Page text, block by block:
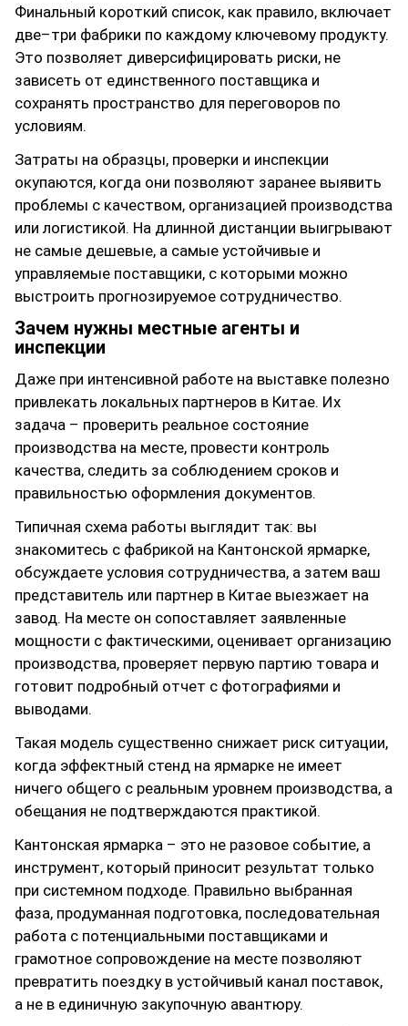
Финальный короткий список, как правило, включает
две–три фабрики по каждому ключевому продукту.
Это позволяет диверсифицировать риски, не
зависеть от единственного поставщика и
сохранять пространство для переговоров по
условиям.
Затраты на образцы, проверки и инспекции
окупаются, когда они позволяют заранее выявить
проблемы с качеством, организацией производства
или логистикой. На длинной дистанции выигрывают
не самые дешевые, а самые устойчивые и
управляемые поставщики, с которыми можно
выстроить прогнозируемое сотрудничество.
Зачем нужны местные агенты и
инспекции
Даже при интенсивной работе на выставке полезно
привлекать локальных партнеров в Китае. Их
задача – проверить реальное состояние
производства на месте, провести контроль
качества, следить за соблюдением сроков и
правильностью оформления документов.
Типичная схема работы выглядит так: вы
знакомитесь с фабрикой на Кантонской ярмарке,
обсуждаете условия сотрудничества, а затем ваш
представитель или партнер в Китае выезжает на
завод. На месте он сопоставляет заявленные
мощности с фактическими, оценивает организацию
производства, проверяет первую партию товара и
готовит подробный отчет с фотографиями и
выводами.
Такая модель существенно снижает риск ситуации,
когда эффектный стенд на ярмарке не имеет
ничего общего с реальным уровнем производства, а
обещания не подтверждаются практикой.
Кантонская ярмарка – это не разовое событие, а
инструмент, который приносит результат только
при системном подходе. Правильно выбранная
фаза, продуманная подготовка, последовательная
работа с потенциальными поставщиками и
грамотное сопровождение на месте позволяют
превратить поездку в устойчивый канал поставок,
а не в единичную закупочную авантюру.